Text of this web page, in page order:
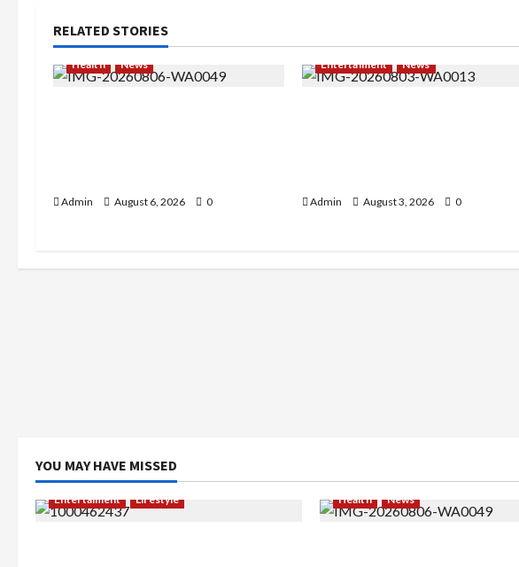
RELATED STORIES
Health News
Admin August 6, 2026 0
Entertaiment News
Admin August 3, 2026 0
YOU MAY HAVE MISSED
Entertaiment Lifestyle Health News